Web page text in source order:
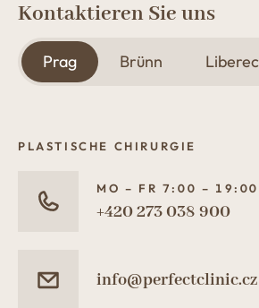
Kontaktieren Sie uns
Prag Brünn Liberec
PLASTISCHE CHIRURGIE
MO – FR 7:00 – 19:00
+420 273 038 900
info@perfectclinic.cz